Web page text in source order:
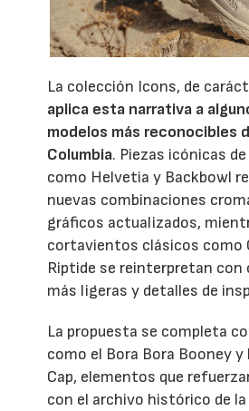
La colección Icons, de
aplica esta narrativa a
modelos más reconocibles
Columbia. Piezas icónicas
como Helvetia y Backbowl
nuevas combinaciones
gráficos actualizados,
cortavientos clásicos como
Riptide se reinterpretan
más ligeras y detalles de
La propuesta se completa
como el Bora Bora Booney y
Cap, elementos que
con el archivo histórico de la